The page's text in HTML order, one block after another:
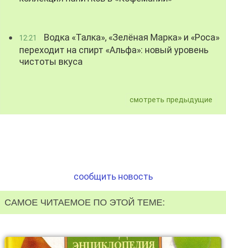
12:21
Водка «Талка», «Зелёная Марка» и «Роса»
переходит на спирт «Альфа»: новый уровень
чистоты вкуса
смотреть предыдущие
сообщить новость
САМОЕ ЧИТАЕМОЕ ПО ЭТОЙ ТЕМЕ: